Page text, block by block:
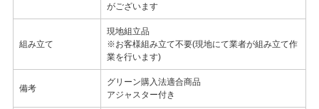
がございます
組み立て
現地組立品
※お客様組み立て不要(現地にて業者が組み立て作
業を行います)
備考
グリーン購入法適合商品
アジャスター付き